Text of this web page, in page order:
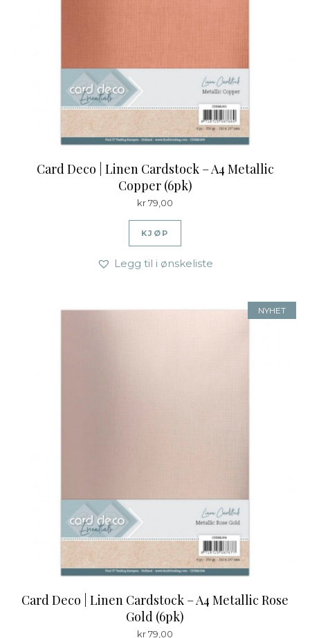
Card Deco | Linen Cardstock – A4 Metallic
Copper (6pk)
kr79,00
KJØP
Legg til i ønskeliste
NYHET
Card Deco | Linen Cardstock – A4 Metallic Rose
Gold (6pk)
kr79,00